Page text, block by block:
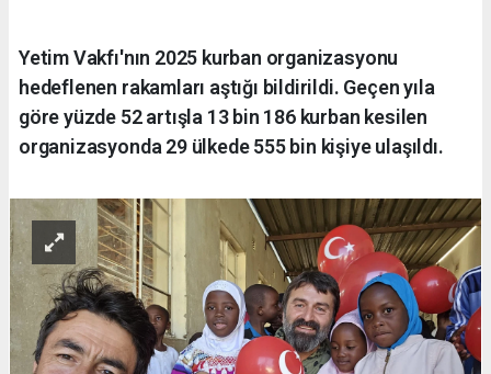
Yetim Vakfı'nın 2025 kurban organizasyonu
hedeflenen rakamları aştığı bildirildi. Geçen yıla
göre yüzde 52 artışla 13 bin 186 kurban kesilen
organizasyonda 29 ülkede 555 bin kişiye ulaşıldı.